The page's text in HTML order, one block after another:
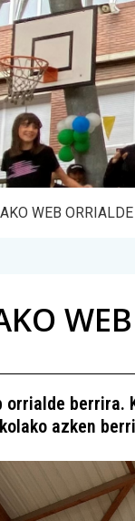
WEB
orrialde
azken